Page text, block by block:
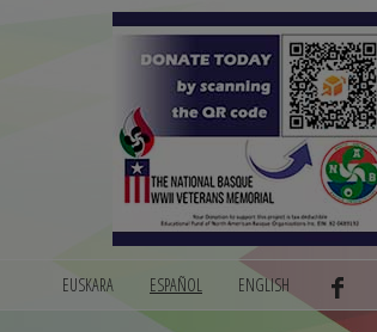
EUSKARA ESPAÑOL ENGLISH